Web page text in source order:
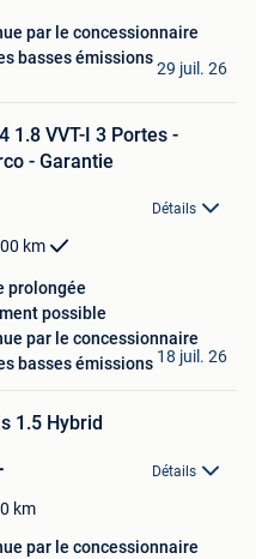
par le concessionnaire
basses émissions
29 juil. 26
1.8 VVT-I 3 Portes -
- Garantie
Détails
km
prolongée
possible
par le concessionnaire
basses émissions 18 juil. 26
1.5 Hybrid
Détails
km
par le concessionnaire